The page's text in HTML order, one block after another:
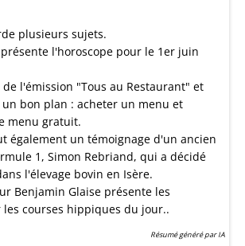
plusieurs sujets.
l'horoscope pour le 1er juin
l'émission "Tous au Restaurant" et
bon plan : acheter un menu et
menu gratuit.
également un témoignage d'un ancien
1, Simon Rebriand, qui a décidé
l'élevage bovin en Isère.
Benjamin Glaise présente les
courses hippiques du jour..
Résumé généré par IA